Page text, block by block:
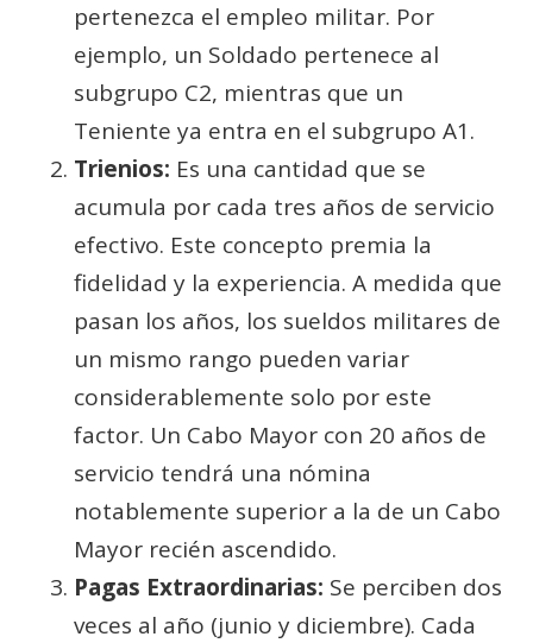
pertenezca el empleo militar. Por
ejemplo, un Soldado pertenece al
subgrupo C2, mientras que un
Teniente ya entra en el subgrupo A1.
Trienios: Es una cantidad que se
acumula por cada tres años de servicio
efectivo. Este concepto premia la
fidelidad y la experiencia. A medida que
pasan los años, los sueldos militares de
un mismo rango pueden variar
considerablemente solo por este
factor. Un Cabo Mayor con 20 años de
servicio tendrá una nómina
notablemente superior a la de un Cabo
Mayor recién ascendido.
Pagas Extraordinarias: Se perciben dos
veces al año (junio y diciembre). Cada